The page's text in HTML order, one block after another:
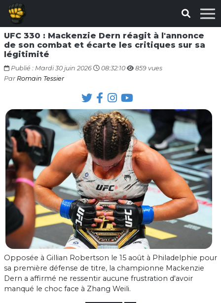
UFC 330 : Mackenzie Dern réagit à l'annonce
de son combat et écarte les critiques sur sa
légitimité
Publié : Mardi 30 juin 2026 08:32:10
859 vues
Par Romain Tessier
Opposée à Gillian Robertson le 15 août à Philadelphie pour
sa première défense de titre, la championne Mackenzie
Dern a affirmé ne ressentir aucune frustration d'avoir
manqué le choc face à Zhang Weili.